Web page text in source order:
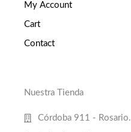
My Account
Cart
Contact
Nuestra Tienda
Córdoba 911 - Rosario.